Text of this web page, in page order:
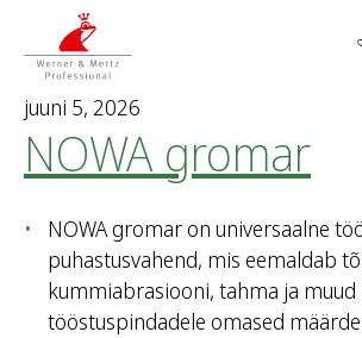
juuni 5, 2026
NOWA gromar
NOWA gromar on universaalne
puhastusvahend, mis eemaldab
kummiabrasiooni, tahma ja muud
tööstuspindadele omased